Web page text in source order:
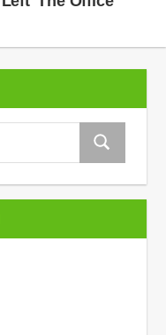
Zoeken